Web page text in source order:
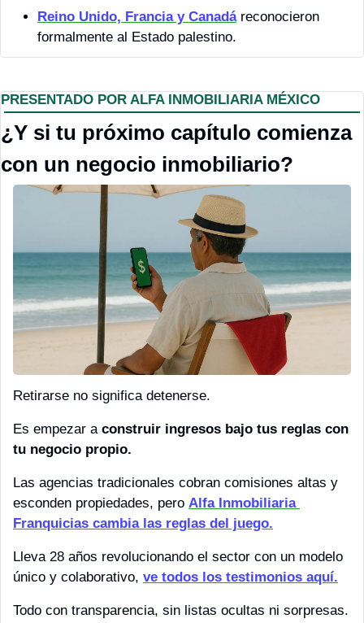
Reino Unido, Francia y Canadá reconocieron
formalmente al Estado palestino.
PRESENTADO POR ALFA INMOBILIARIA MÉXICO
¿Y si tu próximo capítulo comienza
con un negocio inmobiliario?
Retirarse no significa detenerse.
Es empezar a construir ingresos bajo tus reglas con
tu negocio propio.
Las agencias tradicionales cobran comisiones altas y
esconden propiedades, pero Alfa Inmobiliaria
Franquicias cambia las reglas del juego.
Lleva 28 años revolucionando el sector con un modelo
único y colaborativo, ve todos los testimonios aquí.
Todo con transparencia, sin listas ocultas ni sorpresas.